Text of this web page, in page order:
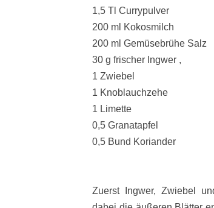
1,5 Tl Currypulver
200 ml Kokosmilch
200 ml Gemüsebrühe Salz
30 g frischer Ingwer ,
1 Zwiebel
1 Knoblauchzehe
1 Limette
0,5 Granatapfel
0,5 Bund Koriander
Zuerst Ingwer, Zwiebel